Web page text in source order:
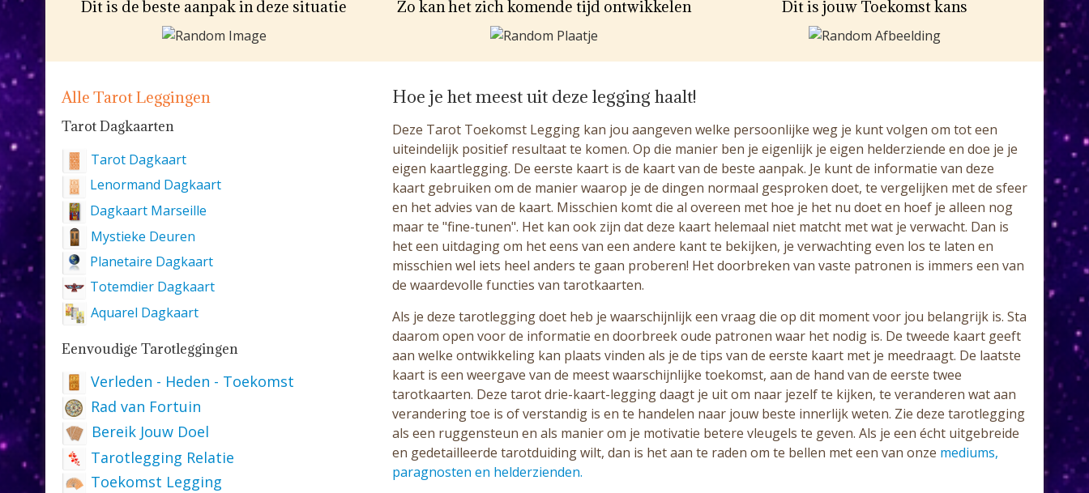
Dit is de beste aanpak in deze situatie Zo kan het zich komende tijd ontwikkelen Dit is jouw Toekomst kans
Alle Tarot Leggingen
Tarot Dagkaarten
Tarot Dagkaart
Lenormand Dagkaart
Dagkaart Marseille
Mystieke Deuren
Planetaire Dagkaart
Totemdier Dagkaart
Aquarel Dagkaart
Eenvoudige Tarotleggingen
Verleden - Heden - Toekomst
Rad van Fortuin
Bereik Jouw Doel
Tarotlegging Relatie
Toekomst Legging
Hoe je het meest uit deze legging haalt!
Deze Tarot Toekomst Legging kan jou aangeven welke persoonlijke weg je kunt volgen om tot een
uiteindelijk positief resultaat te komen. Op die manier ben je eigenlijk je eigen helderziende en doe je je
eigen kaartlegging. De eerste kaart is de kaart van de beste aanpak. Je kunt de informatie van deze
kaart gebruiken om de manier waarop je de dingen normaal gesproken doet, te vergelijken met de sfeer
en het advies van de kaart. Misschien komt die al overeen met hoe je het nu doet en hoef je alleen nog
maar te "fine-tunen". Het kan ook zijn dat deze kaart helemaal niet matcht met wat je verwacht. Dan is
het een uitdaging om het eens van een andere kant te bekijken, je verwachting even los te laten en
misschien wel iets heel anders te gaan proberen! Het doorbreken van vaste patronen is immers een van
de waardevolle functies van tarotkaarten.
Als je deze tarotlegging doet heb je waarschijnlijk een vraag die op dit moment voor jou belangrijk is. Sta
daarom open voor de informatie en doorbreek oude patronen waar het nodig is. De tweede kaart geeft
aan welke ontwikkeling kan plaats vinden als je de tips van de eerste kaart met je meedraagt. De laatste
kaart is een weergave van de meest waarschijnlijke toekomst, aan de hand van de eerste twee
tarotkaarten. Deze tarot drie-kaart-legging daagt je uit om naar jezelf te kijken, te veranderen wat aan
verandering toe is of verstandig is en te handelen naar jouw beste innerlijk weten. Zie deze tarotlegging
als een ruggensteun en als manier om je motivatie betere vleugels te geven. Als je een écht uitgebreide
en gedetailleerde tarotduiding wilt, dan is het aan te raden om te bellen met een van onze mediums,
paragnosten en helderzienden.